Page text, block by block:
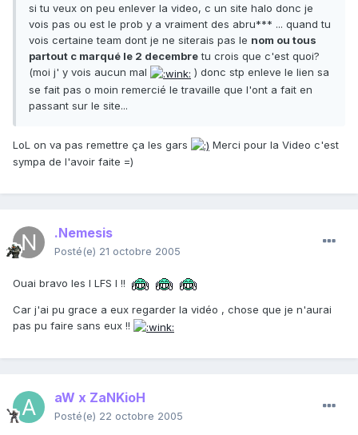
si tu veux on peu enlever la video, c un site halo donc je
vois pas ou est le prob y a vraiment des abru*** ... quand tu
vois certaine team dont je ne siterais pas le nom ou tous
partout c marqué le 2 decembretu crois que c'est quoi?
(moi j' y vois aucun mal
) donc stp enleve le lien sa
se fait pas o moin remercié le travaille que l'ont a fait en
passant sur le site...
LoL on va pas remettre ça les gars
Merci pour la Video c'est
sympa de l'avoir faite =)
.Nemesis
Posté(e) 21 octobre 2005
Ouai bravo les I LFS I !!
Car j'ai pu grace a eux regarder la vidéo , chose que je n'aurai
pas pu faire sans eux !!
aW x ZaNKioH
Posté(e) 22 octobre 2005